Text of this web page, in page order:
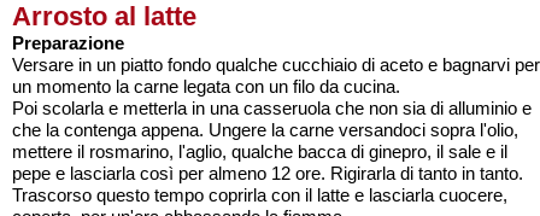
Arrosto al latte
Preparazione
Versare in un piatto fondo qualche cucchiaio di aceto e bagnarvi per
un momento la carne legata con un filo da cucina.
Poi scolarla e metterla in una casseruola che non sia di alluminio e
che la contenga appena. Ungere la carne versandoci sopra l'olio,
mettere il rosmarino, l'aglio, qualche bacca di ginepro, il sale e il
pepe e lasciarla così per almeno 12 ore. Rigirarla di tanto in tanto.
Trascorso questo tempo coprirla con il latte e lasciarla cuocere,